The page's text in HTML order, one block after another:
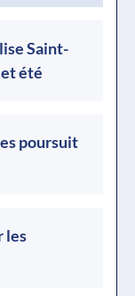
Saint-
été
poursuit
les